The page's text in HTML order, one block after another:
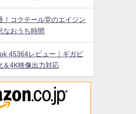
！コクテール堂のエイジン
なおうち時間
45364レビュー｜ギガビ
＆4K映像出力対応